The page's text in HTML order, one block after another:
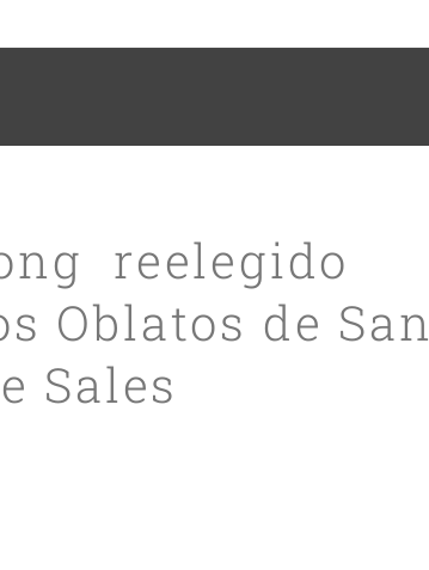
reelegido
Oblatos de San
Sales